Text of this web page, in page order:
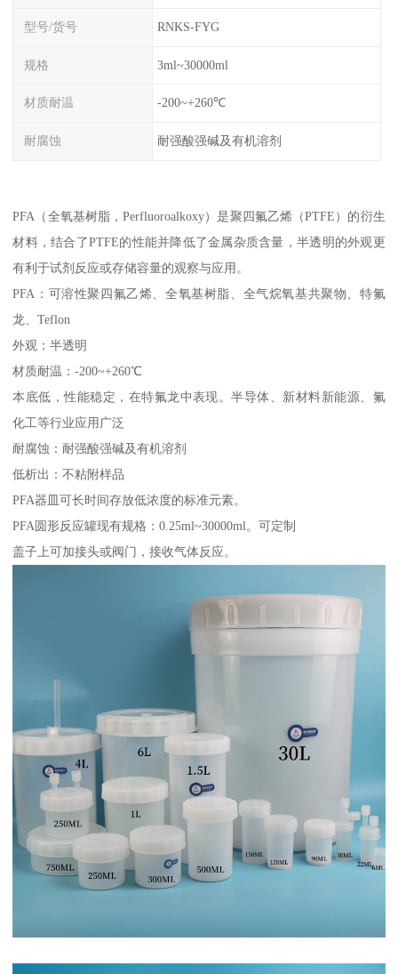
型号/货号 RNKS-FYG
规格 3ml~30000ml
材质耐温 -200~+260℃
耐腐蚀 耐强酸强碱及有机溶剂
PFA（全氧基树脂，Perfluoroalkoxy）是聚四氟乙烯（PTFE）的衍生
材料，结合了PTFE的性能并降低了金属杂质含量，半透明的外观更
有利于试剂反应或存储容量的观察与应用。
PFA：可溶性聚四氟乙烯、全氧基树脂、全气烷氧基共聚物、特氟
龙、Teflon
外观：半透明
材质耐温：-200~+260℃
本底低，性能稳定，在特氟龙中表现。半导体、新材料新能源、氟
化工等行业应用广泛
耐腐蚀：耐强酸强碱及有机溶剂
低析出：不粘附样品
PFA器皿可长时间存放低浓度的标准元素。
PFA圆形反应罐现有规格：0.25ml~30000ml。可定制
盖子上可加接头或阀门，接收气体反应。